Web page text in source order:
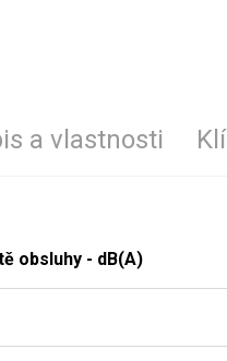
a vlastnosti
obsluhy - dB(A)